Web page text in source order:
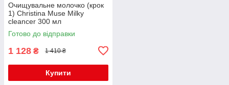
Очищувальне молочко (крок
1) Christina Muse Milky
cleancer 300 мл
Готово до відправки
1 128 ₴ 1 410 ₴
Купити